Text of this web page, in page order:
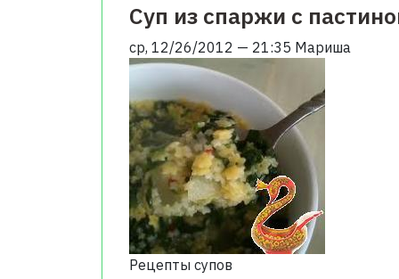
Суп из спаржи с
ср, 12/26/2012 — 21:35 Мариша
Рецепты супов